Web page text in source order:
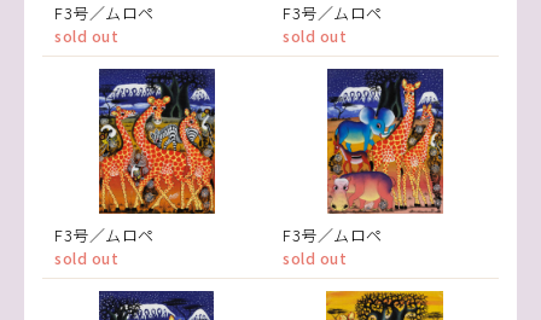
F3号／ムロペ
sold out
F3号／ムロペ
sold out
F3号／ムロペ
sold out
F3号／ムロペ
sold out